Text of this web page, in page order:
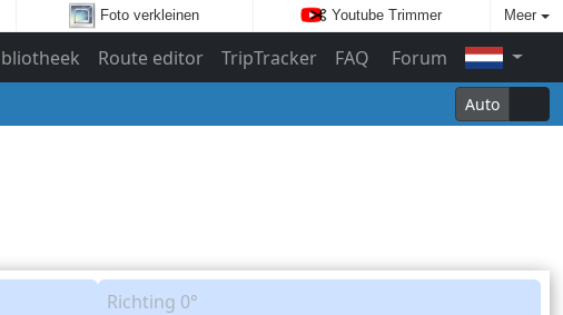
Foto verkleinen Youtube Trimmer Meer
Route editor TripTracker FAQ
Forum
Auto
Richting 0°